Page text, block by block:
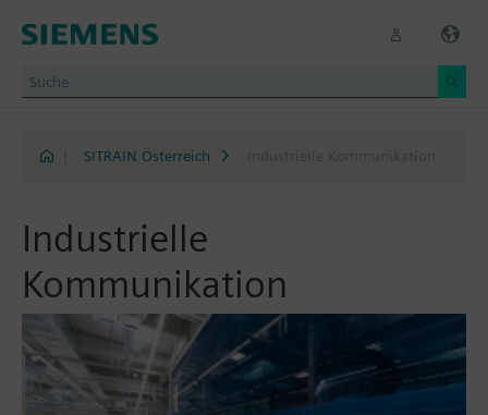
SITRAIN Österreich Industrielle Kommunikation
Industrielle
Kommunikation